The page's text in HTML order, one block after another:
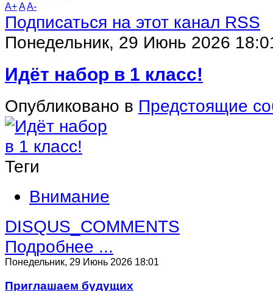
A+AA-
Подписаться на этот канал RSS
Понедельник, 29 Июнь 2026
Идёт набор в 1 класс!
Опубликовано в Предстоящие
Теги
Внимание
DISQUS_COMMENTS
Подробнее ...
Понедельник, 29 Июнь 2026 18:01
Приглашаем будущих